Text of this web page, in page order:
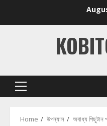
Primary
Home উপন্যাস অবাধ্য পিছুটান